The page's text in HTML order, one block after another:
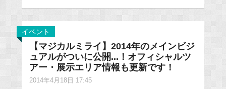
イベント
【マジカルミライ】2014年のメインビジ
ュアルがついに公開...！オフィシャルツ
アー・展示エリア情報も更新です！
2014年4月18日 17:45